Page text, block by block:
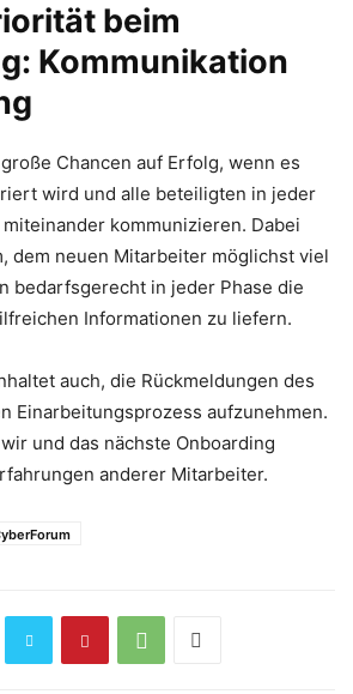
beim
Kommunikation
Chancen auf Erfolg, wenn es
wird und alle beteiligten in jeder
kommunizieren. Dabei
dem neuen Mitarbeiter möglichst viel
bedarfsgerecht in jeder Phase die
Informationen zu liefern.
auch, die Rückmeldungen des
Einarbeitungsprozess aufzunehmen.
und das nächste Onboarding
anderer Mitarbeiter.